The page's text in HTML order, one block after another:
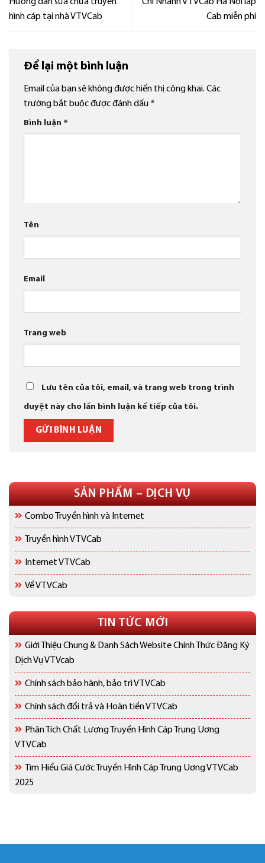
SẢN PHẨM – DỊCH VỤ
Combo Truyền hình và Internet
Truyền hình VTVCab
Internet VTVCab
Về VTVCab
TIN TỨC MỚI
Giới Thiệu Chung & Danh Sách Website Chính Thức Đăng Ký
Dịch Vụ VTVcab
Chính sách bảo hành, bảo trì VTVCab
Chính sách đổi trả và Hoàn tiền VTVCab
Phân Tích Chất Lượng Truyền Hình Cáp Trung Uơng
VTVCab
Tìm Hiểu Giá Cước Truyền Hình Cáp Trung Uơng VTVCab
2025
hình cáp tại nhà VTVCab
Cab miễn phí
Để lại một bình luận
Email của bạn sẽ không được hiển thị công khai. Các
trường bắt buộc được đánh dấu *
Bình luận *
Tên
Email
Trang web
Lưu tên của tôi, email, và trang web trong trình
duyệt này cho lần bình luận kế tiếp của tôi.